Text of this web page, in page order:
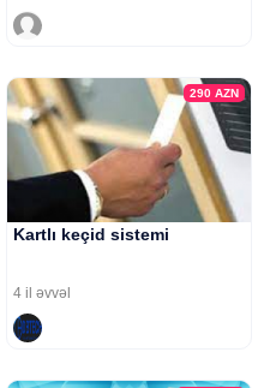
290 AZN
Kartlı keçid sistemi
4 il əvvəl